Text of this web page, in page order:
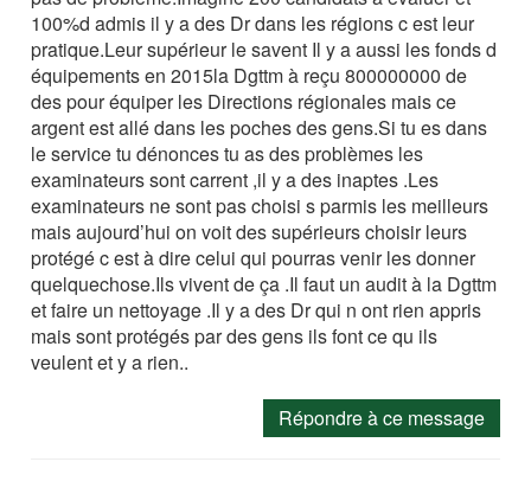
100%d admis il y a des Dr dans les régions c est leur
pratique.Leur supérieur le savent Il y a aussi les fonds d
équipements en 2015la Dgttm à reçu 800000000 de
des pour équiper les Directions régionales mais ce
argent est allé dans les poches des gens.Si tu es dans
le service tu dénonces tu as des problèmes les
examinateurs sont carrent ,il y a des inaptes .Les
examinateurs ne sont pas choisi s parmis les meilleurs
mais aujourd’hui on voit des supérieurs choisir leurs
protégé c est à dire celui qui pourras venir les donner
quelquechose.Ils vivent de ça .Il faut un audit à la Dgttm
et faire un nettoyage .Il y a des Dr qui n ont rien appris
mais sont protégés par des gens ils font ce qu ils
veulent et y a rien..
Répondre à ce message